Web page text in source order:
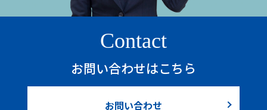
Contact
お問い合わせはこちら
お問い合わせ